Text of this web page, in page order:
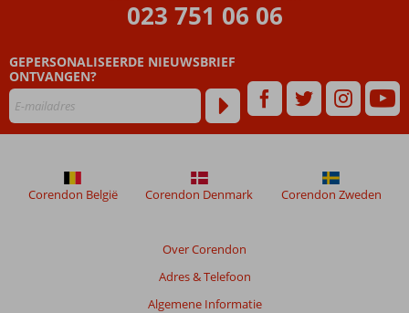
023 751 06 06
GEPERSONALISEERDE NIEUWSBRIEF
ONTVANGEN?
Over Corendon
Adres & Telefoon
Algemene Informatie
Corendon België Corendon Denmark Corendon Zweden